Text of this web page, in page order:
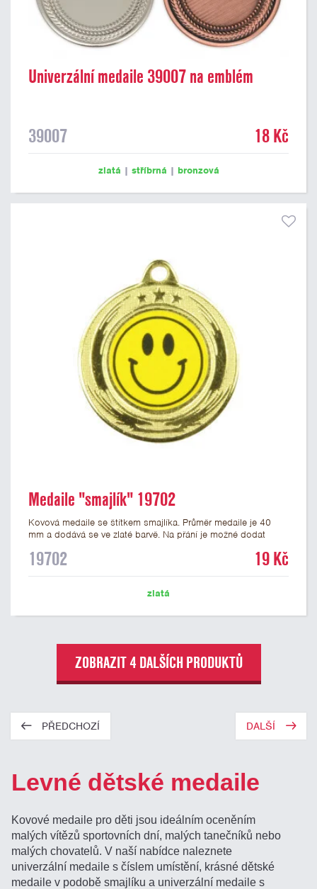
Univerzální medaile 39007 na emblém
39007 18 Kč
zlatá | stříbrná | bronzová
Medaile "smajlík" 19702
Kovová medaile se štítkem smajlíka. Průměr medaile je 40
mm a dodává se ve zlaté barvě. Na přání je možné dodat
nalepit štítek s potiskem nebo gravírováním vlastního textu
19702 19 Kč
zlatá
ZOBRAZIT 4 DALŠÍCH PRODUKTŮ
PŘEDCHOZÍ DALŠÍ
Levné dětské medaile
Kovové medaile pro děti jsou ideálním oceněním
malých vítězů sportovních dní, malých tanečníků nebo
malých chovatelů. V naší nabídce naleznete
univerzální medaile s číslem umístění, krásné dětské
medaile v podobě smajlíku a univerzální medaile s